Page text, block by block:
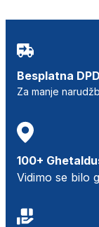
Besplatna
Za manje
100+
Vidimo se bilo